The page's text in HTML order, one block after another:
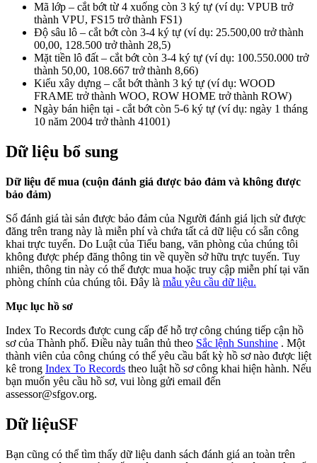
Mã lớp – cắt bớt từ 4 xuống còn 3 ký tự (ví dụ: VPUB trở
thành VPU, FS15 trở thành FS1)
Độ sâu lô – cắt bớt còn 3-4 ký tự (ví dụ: 25.500,00 trở thành
00,00, 128.500 trở thành 28,5)
Mặt tiền lô đất – cắt bớt còn 3-4 ký tự (ví dụ: 100.550.000 trở
thành 50,00, 108.667 trở thành 8,66)
Kiểu xây dựng – cắt bớt thành 3 ký tự (ví dụ: WOOD
FRAME trở thành WOO, ROW HOME trở thành ROW)
Ngày bán hiện tại - cắt bớt còn 5-6 ký tự (ví dụ: ngày 1 tháng
10 năm 2004 trở thành 41001)
Dữ liệu bổ sung
Dữ liệu để mua (cuộn đánh giá được bảo đảm và không được
bảo đảm)
Sổ đánh giá tài sản được bảo đảm của Người đánh giá lịch sử được
đăng trên trang này là miễn phí và chứa tất cả dữ liệu có sẵn công
khai trực tuyến. Do Luật của Tiểu bang, văn phòng của chúng tôi
không được phép đăng thông tin về quyền sở hữu trực tuyến. Tuy
nhiên, thông tin này có thể được mua hoặc truy cập miễn phí tại văn
phòng chính của chúng tôi. Đây là mẫu yêu cầu dữ liệu.
Mục lục hồ sơ
Index To Records được cung cấp để hỗ trợ công chúng tiếp cận hồ
sơ của Thành phố. Điều này tuân thủ theo Sắc lệnh Sunshine . Một
thành viên của công chúng có thể yêu cầu bất kỳ hồ sơ nào được liệt
kê trong Index To Records theo luật hồ sơ công khai hiện hành. Nếu
bạn muốn yêu cầu hồ sơ, vui lòng gửi email đến
assessor@sfgov.org.
Dữ liệuSF
Bạn cũng có thể tìm thấy dữ liệu danh sách đánh giá an toàn trên